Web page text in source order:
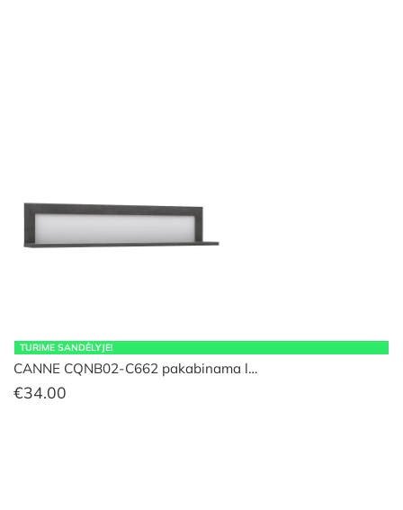
TURIME SANDĖLYJE!
CANNE CQNB02-C662 pakabinama l…
€34.00